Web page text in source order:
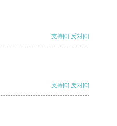
支持[0] 反对[0]
支持[0] 反对[0]